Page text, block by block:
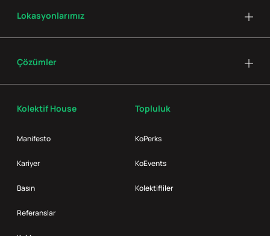
Kolektif House
Manifesto
Kariyer
Basın
Referanslar
Topluluk
KoPerks
KoEvents
Kolektifliler
Lokasyonlarımız
Çözümler